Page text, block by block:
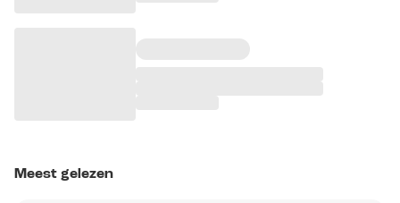
Meest gelezen